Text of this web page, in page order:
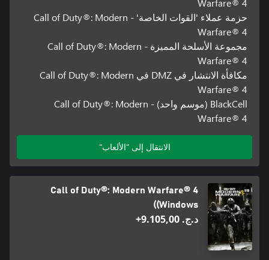
Warfare® 4
حزمة عملاء 'القوات الخاصة' - Call of Duty®: Modern
Warfare® 4
مجموعة الأسلحة المميزة - Call of Duty®: Modern
Warfare® 4
مكافأة الانتشار في DMZ في Call of Duty®: Modern
Warfare® 4
BlackCell (موسم واحد) - Call of Duty®: Modern
Warfare® 4
الانتقال إلى "الألعاب"
Call of Duty®: Modern Warfare® 4
(Windows)
د.ج.‏ 9.105,00+